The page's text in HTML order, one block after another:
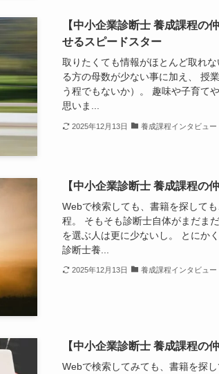
【中小企業診断士 養成課程の
せるスピードスター
取りたくても情報がほとんど取れ
る方の母数が少ない事に加え、 授
う程でもないか）。 趣味や子育て
思いま...
2025年12月13日 養成課程インタビュー
【中小企業診断士 養成課程の
Webで検索しても、書籍を探して
程。 そもそも診断士自体がまだま
を選ぶ人は更に少ないし。 とにか
診断士養...
2025年12月13日 養成課程インタビュー
【中小企業診断士 養成課程の
Webで検索してみても、書籍を探